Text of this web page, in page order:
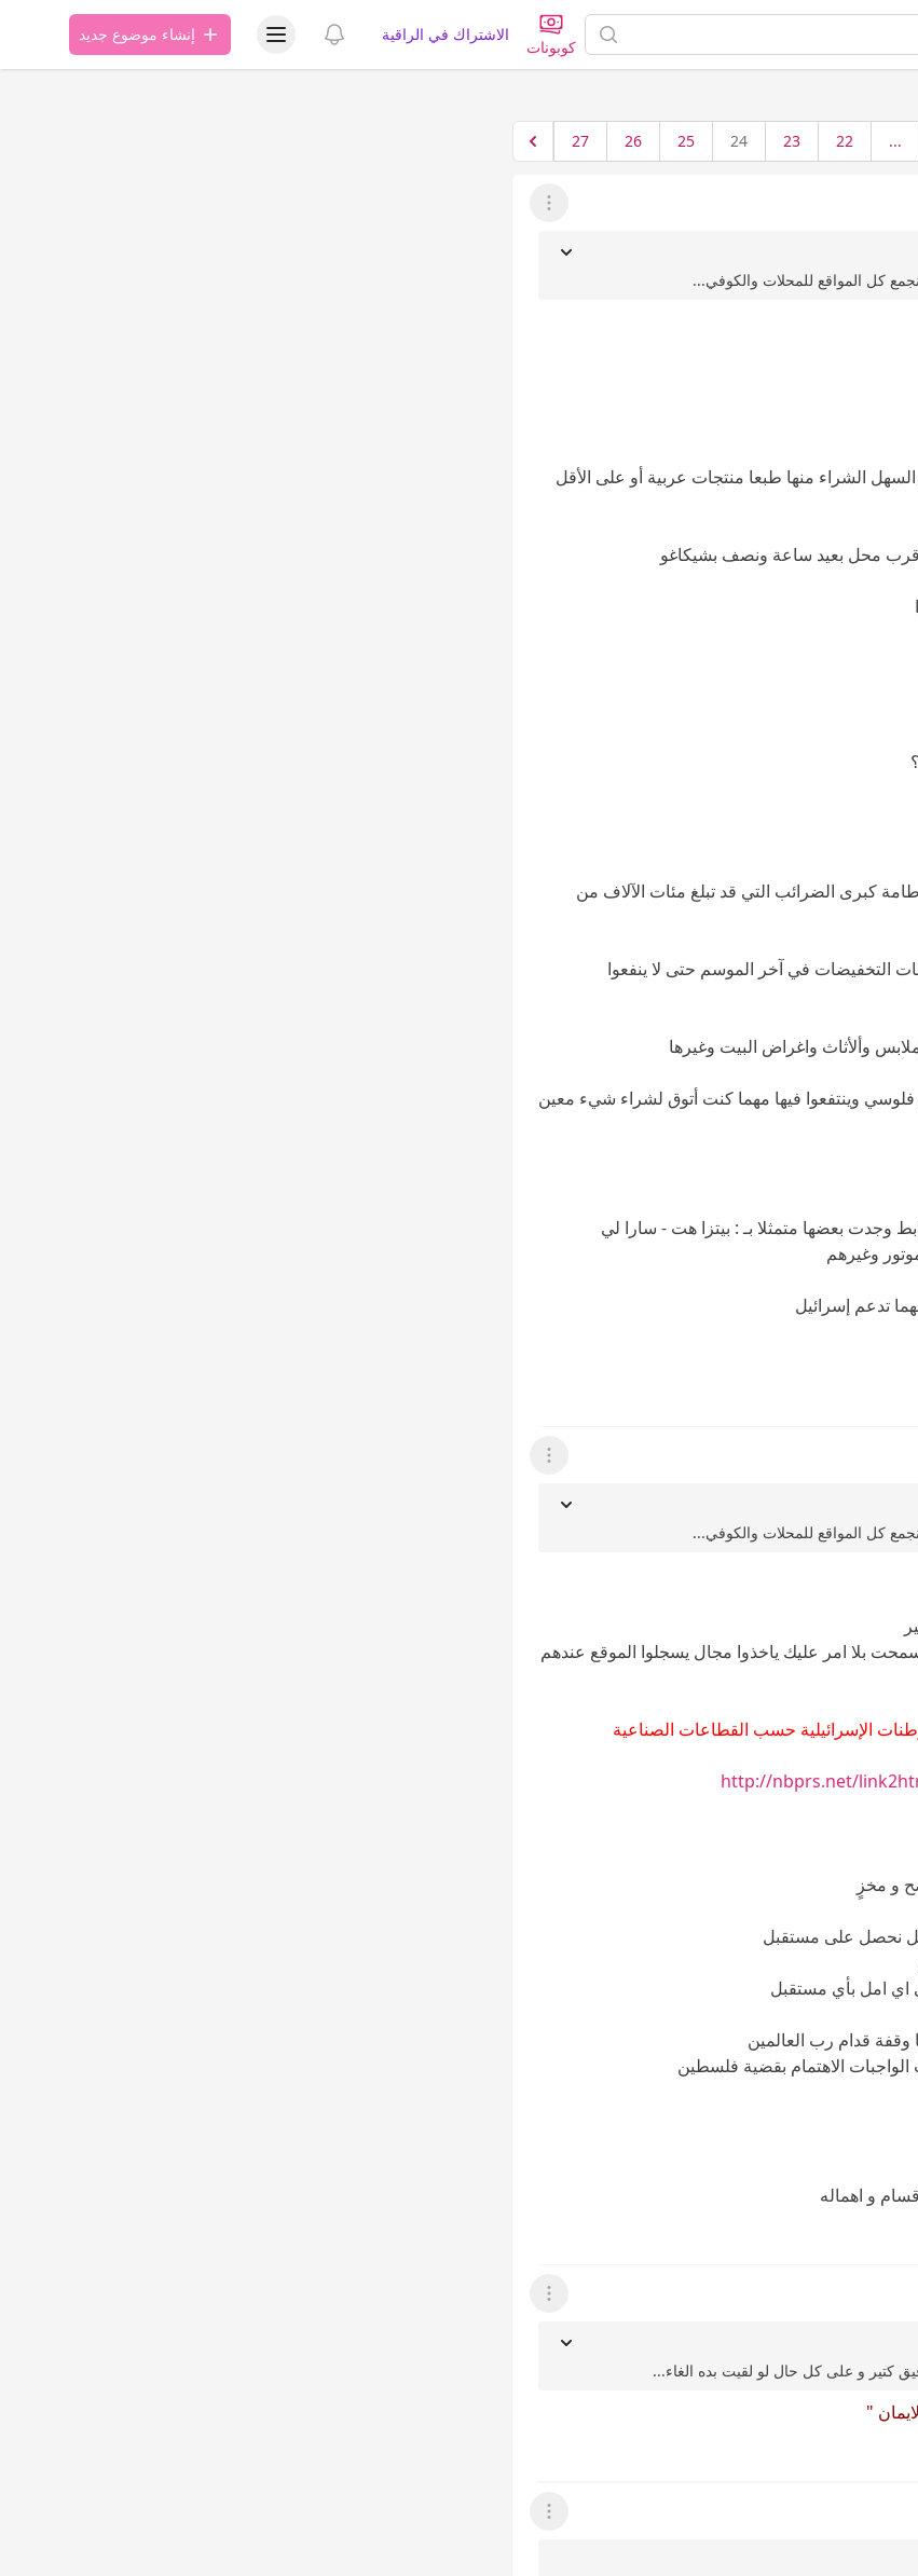
كوبونات
الاشتراك في الراقية عرض الإشعاراتعرض قائمة المستخدمإنشاء موضوع جديد
...
22
23
24
25
26
27
عرض القائمة
كل المواقع للمحلات والكوفي...
الشراء منها طبعا منتجات عربية أو على الأقل
محل بعيد ساعة ونصف بشيكاغو
كبرى الضرائب التي قد تبلغ مئات الآلاف من
التخفيضات في آخر الموسم حتى لا ينفعوا
وألأثاث واغراض البيت وغيرها
وينتفعوا فيها مهما كنت أتوق لشراء شيء معين
وجدت بعضها متمثلا بـ : بيتزا هت - سارا لي
تدعم إسرائيل
عرض القائمة
كل المواقع للمحلات والكوفي...
بلا امر عليك ياخذوا مجال يسجلوا الموقع عندهم
الإسرائيلية حسب القطاعات الصناعية
http://nbprs.net/
و مخزٍ
نحصل على مستقبل
اي امل بأي مستقبل
وقفة قدام رب العالمين
الاهتمام بقضية فلسطين
و اهماله
عرض القائمة
كتير و على كل حال لو لقيت بده الغاء...
"
عرض القائمة